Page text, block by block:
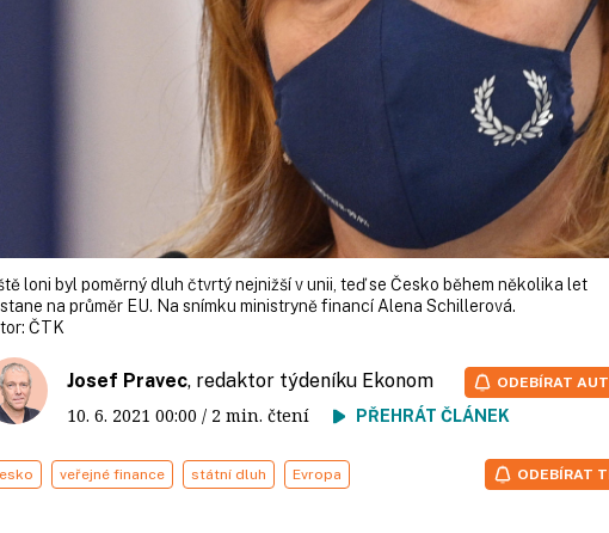
loni byl poměrný dluh čtvrtý nejnižší v unii, teď se Česko během několika let
na průměr EU. Na snímku ministryně financí Alena Schillerová.
ČTK
Josef Pravec, redaktor týdeníku Ekonom
10. 6. 2021 00:00 / 2 min. čtení PŘEHRÁT ČLÁNEK
ODEBÍRAT
veřejné finance státní dluh Evropa ODEBÍRAT